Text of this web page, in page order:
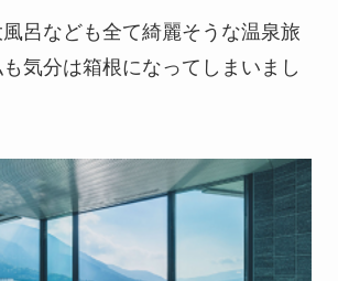
呂なども全て綺麗そうな温泉旅
気分は箱根になってしまいまし